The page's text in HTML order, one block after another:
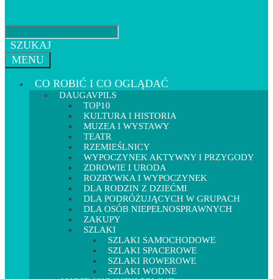
SZUKAJ
MENU
CO ROBIĆ I CO OGLĄDAĆ
DAUGAVPILS
TOP10
KULTURA I HISTORIA
MUZEA I WYSTAWY
TEATR
RZEMIEŚLNICY
WYPOCZYNEK AKTYWNY I PRZYGODY
ZDROWIE I URODA
ROZRYWKA I WYPOCZYNEK
DLA RODZIN Z DZIEĆMI
DLA PODRÓŻUJĄCYCH W GRUPACH
DLA OSÓB NIEPEŁNOSPRAWNYCH
ZAKUPY
SZLAKI
SZLAKI SAMOCHODOWE
SZLAKI SPACEROWE
SZLAKI ROWEROWE
SZLAKI WODNE